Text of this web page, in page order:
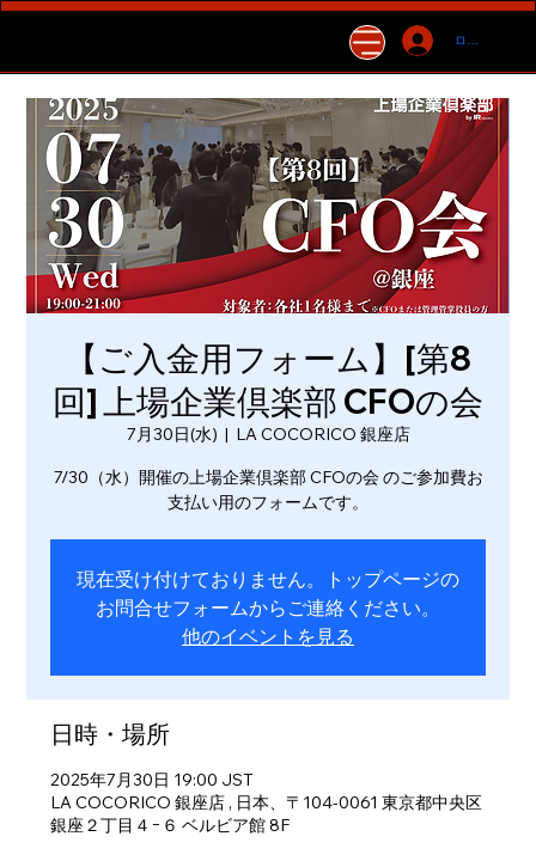
ログイン
【ご入金用フォーム】[第8
回] 上場企業倶楽部 CFOの会
7月30日(水)
  |
LA COCORICO 銀座店
7/30（水）開催の上場企業倶楽部 CFOの会 のご参加費お
支払い用のフォームです。
現在受け付けておりません。トップページの
お問合せフォームからご連絡ください。
他のイベントを見る
日時・場所
2025年7月30日 19:00 JST
LA COCORICO 銀座店 , 日本、〒104-0061 東京都中央区
銀座２丁目４−６ ベルビア館 8F